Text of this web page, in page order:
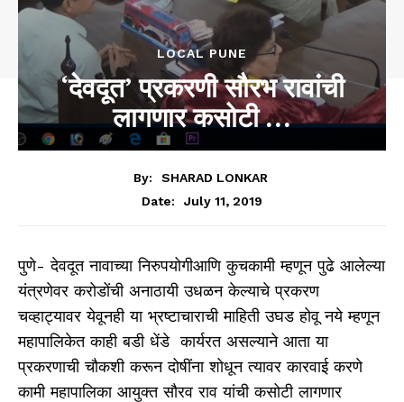
LOCAL PUNE
‘देवदूत’ प्रकरणी सौरभ रावांची
लागणार कसोटी …
By:
SHARAD LONKAR
Date:
July 11, 2019
पुणे- देवदूत नावाच्या निरुपयोगीआणि कुचकामी म्हणून पुढे आलेल्या
यंत्रणेवर करोडोंची अनाठायी उधळन केल्याचे प्रकरण
चव्हाट्यावर येवूनही या भ्रष्टाचाराची माहिती उघड होवू नये म्हणून
महापालिकेत काही बडी धेंडे कार्यरत असल्याने आता या
प्रकरणाची चौकशी करून दोषींना शोधून त्यावर कारवाई करणे
कामी महापालिका आयुक्त सौरव राव यांची कसोटी लागणार